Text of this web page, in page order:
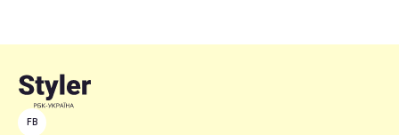
FB